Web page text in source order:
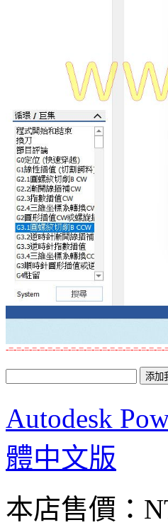
-=-=-=-=-=-=-=-=-=-=-=-=-=-=-=-=-=-=-=-
Autodesk
體中文版
本店售價：